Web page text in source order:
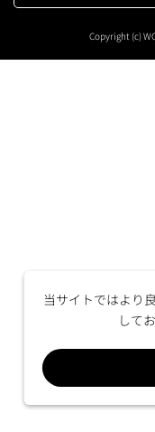
Copyright (c)
当サイトではより
して